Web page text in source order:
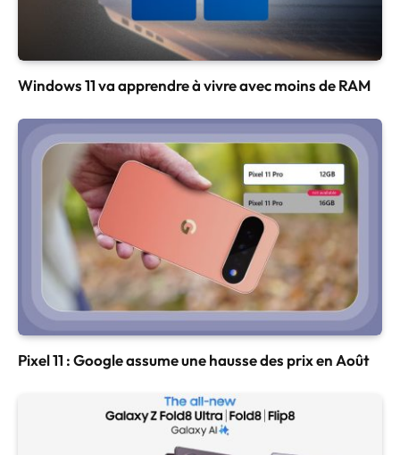
Windows 11 va apprendre à vivre avec moins de RAM
Pixel 11 : Google assume une hausse des prix en Août